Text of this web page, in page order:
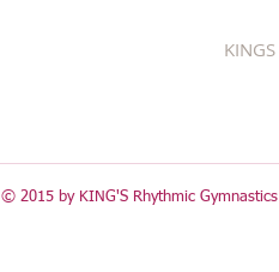
© 2015 by KING'S Rhythmic